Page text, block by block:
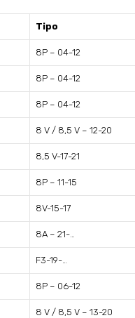
Tipo
8P – 04-12
8P – 04-12
8P – 04-12
8 V / 8,5 V – 12-20
8,5 V-17-21
8P – 11-15
8V-15-17
8A – 21-…
F3-19-…
8P – 06-12
8 V / 8,5 V – 13-20